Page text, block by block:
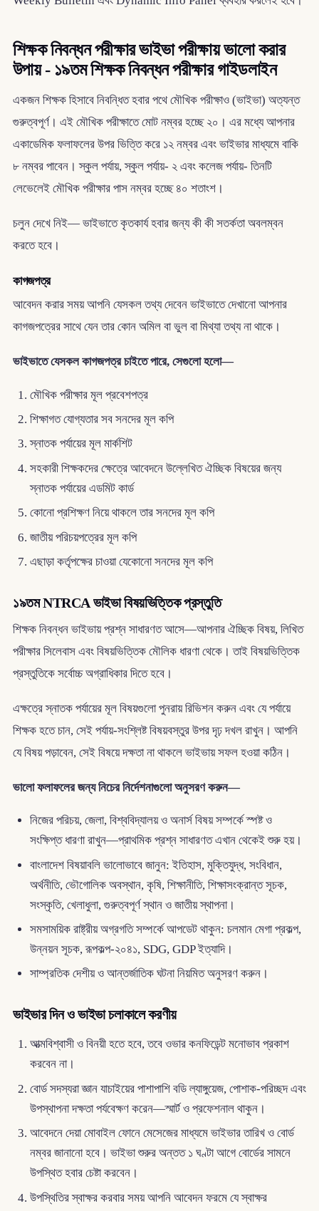
শিক্ষক নিবন্ধন পরীক্ষার ভাইভা পরীক্ষায় ভালো করার
উপায় - ১৯তম শিক্ষক নিবন্ধন পরীক্ষার গাইডলাইন
একজন শিক্ষক হিসাবে নিবন্ধিত হবার পথে মৌখিক পরীক্ষাও (ভাইভা) অত্যন্ত
গুরুত্বপূর্ণ। এই মৌখিক পরীক্ষাতে মোট নম্বর হচ্ছে ২০। এর মধ্যে আপনার
একাডেমিক ফলাফলের উপর ভিত্তি করে ১২ নম্বর এবং ভাইভার মাধ্যমে বাকি
৮ নম্বর পাবেন। স্কুল পর্যায়, স্কুল পর্যায়- ২ এবং কলেজ পর্যায়- তিনটি
লেভেলেই মৌখিক পরীক্ষার পাস নম্বর হচ্ছে ৪০ শতাংশ।
চলুন দেখে নিই— ভাইভাতে কৃতকার্য হবার জন্য কী কী সতর্কতা অবলম্বন
করতে হবে।
কাগজপত্র
আবেদন করার সময় আপনি যেসকল তথ্য দেবেন ভাইভাতে দেখানো আপনার
কাগজপত্রের সাথে যেন তার কোন অমিল বা ভুল বা মিথ্যা তথ্য না থাকে।
ভাইভাতে যেসকল কাগজপত্র চাইতে পারে, সেগুলো হলো—
মৌখিক পরীক্ষার মূল প্রবেশপত্র
শিক্ষাগত যোগ্যতার সব সনদের মূল কপি
স্নাতক পর্যায়ের মূল মার্কশিট
সহকারী শিক্ষকদের ক্ষেত্রে আবেদনে উল্লেখিত ঐচ্ছিক বিষয়ের জন্য
স্নাতক পর্যায়ের এডমিট কার্ড
কোনো প্রশিক্ষণ নিয়ে থাকলে তার সনদের মূল কপি
জাতীয় পরিচয়পত্রের মূল কপি
এছাড়া কর্তৃপক্ষের চাওয়া যেকোনো সনদের মূল কপি
১৯তম NTRCA ভাইভা বিষয়ভিত্তিক প্রস্তুতি
শিক্ষক নিবন্ধন ভাইভায় প্রশ্ন সাধারণত আসে—আপনার ঐচ্ছিক বিষয়, লিখিত
পরীক্ষার সিলেবাস এবং বিষয়ভিত্তিক মৌলিক ধারণা থেকে। তাই বিষয়ভিত্তিক
প্রস্তুতিকে সর্বোচ্চ অগ্রাধিকার দিতে হবে।
এক্ষত্রে স্নাতক পর্যায়ের মূল বিষয়গুলো পুনরায় রিভিশন করুন এবং যে পর্যায়ে
শিক্ষক হতে চান, সেই পর্যায়-সংশ্লিষ্ট বিষয়বস্তুর উপর দৃঢ় দখল রাখুন। আপনি
যে বিষয় পড়াবেন, সেই বিষয়ে দক্ষতা না থাকলে ভাইভায় সফল হওয়া কঠিন।
ভালো ফলাফলের জন্য নিচের নির্দেশনাগুলো অনুসরণ করুন—
নিজের পরিচয়, জেলা, বিশ্ববিদ্যালয় ও অনার্স বিষয় সম্পর্কে স্পষ্ট ও
সংক্ষিপ্ত ধারণা রাখুন—প্রাথমিক প্রশ্ন সাধারণত এখান থেকেই শুরু হয়।
বাংলাদেশ বিষয়াবলি ভালোভাবে জানুন: ইতিহাস, মুক্তিযুদ্ধ, সংবিধান,
অর্থনীতি, ভৌগোলিক অবস্থান, কৃষি, শিক্ষানীতি, শিক্ষাসংক্রান্ত সূচক,
সংস্কৃতি, খেলাধুলা, গুরুত্বপূর্ণ স্থান ও জাতীয় স্থাপনা।
সমসাময়িক রাষ্ট্রীয় অগ্রগতি সম্পর্কে আপডেট থাকুন: চলমান মেগা প্রকল্প,
উন্নয়ন সূচক, রূপকল্প-২০৪১, SDG, GDP ইত্যাদি।
সাম্প্রতিক দেশীয় ও আন্তর্জাতিক ঘটনা নিয়মিত অনুসরণ করুন।
ভাইভার দিন ও ভাইভা চলাকালে করণীয়
আত্মবিশ্বাসী ও বিনয়ী হতে হবে, তবে ওভার কনফিডেন্ট মনোভাব প্রকাশ
করবেন না।
বোর্ড সদস্যরা জ্ঞান যাচাইয়ের পাশাপাশি বডি ল্যাঙ্গুয়েজ, পোশাক-পরিচ্ছদ এবং
উপস্থাপনা দক্ষতা পর্যবেক্ষণ করেন—স্মার্ট ও প্রফেশনাল থাকুন।
আবেদনে দেয়া মোবাইল ফোনে মেসেজের মাধ্যমে ভাইভার তারিখ ও বোর্ড
নম্বর জানানো হবে। ভাইভা শুরুর অন্তত ১ ঘণ্টা আগে বোর্ডের সামনে
উপস্থিত হবার চেষ্টা করবেন।
উপস্থিতির স্বাক্ষর করবার সময় আপনি আবেদন ফরমে যে স্বাক্ষর